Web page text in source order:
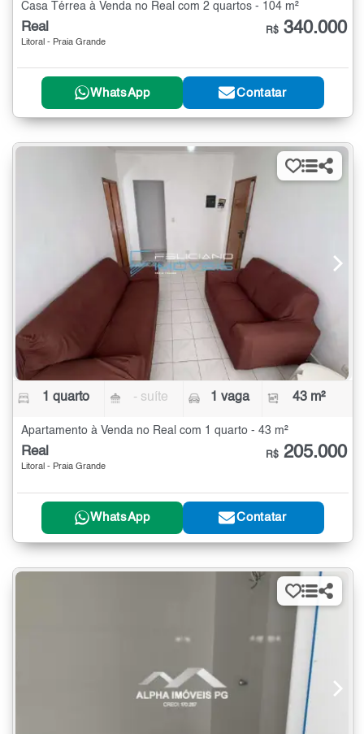
Casa Térrea à Venda no Real com 2 quartos - 104 m²
Real
Litoral - Praia Grande
R$ 340.000
WhatsApp Contatar
1 quarto - suíte 1 vaga 43 m²
Apartamento à Venda no Real com 1 quarto - 43 m²
Real
Litoral - Praia Grande
R$ 205.000
WhatsApp Contatar